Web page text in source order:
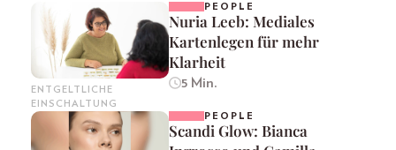
ENTGELTLICHE
EINSCHALTUNG
PEOPLE
Nuria Leeb: Mediales
Kartenlegen für mehr
Klarheit
5 Min.
PEOPLE
Scandi Glow: Bianca